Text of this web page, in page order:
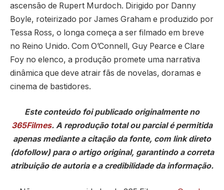
ascensão de Rupert Murdoch. Dirigido por Danny
Boyle, roteirizado por James Graham e produzido por
Tessa Ross, o longa começa a ser filmado em breve
no Reino Unido. Com O’Connell, Guy Pearce e Clare
Foy no elenco, a produção promete uma narrativa
dinâmica que deve atrair fãs de novelas, doramas e
cinema de bastidores.
Este conteúdo foi publicado originalmente no
365Filmes. A reprodução total ou parcial é permitida
apenas mediante a citação da fonte, com link direto
(dofollow) para o artigo original, garantindo a correta
atribuição de autoria e a credibilidade da informação.